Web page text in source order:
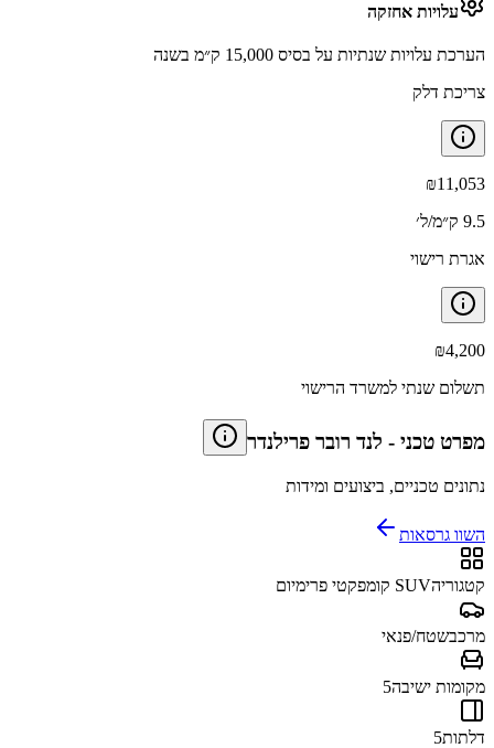
עלויות אחזקה
הערכת עלויות שנתיות על בסיס 15,000 ק״מ בשנה
צריכת דלק
₪11,053
9.5 ק״מ/ל׳
אגרת רישוי
₪4,200
תשלום שנתי למשרד הרישוי
מפרט טכני - לנד רובר פרילנדר
נתונים טכניים, ביצועים ומידות
השוו גרסאות
קטגוריהSUV קומפקטי פרימיום
מרכבשטח/פנאי
מקומות ישיבה5
דלתות5